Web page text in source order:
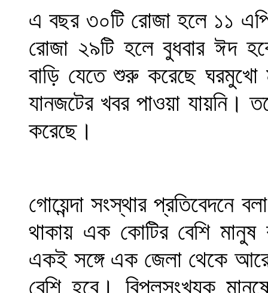
এ বছর ৩০টি রোজা হলে ১১
রোজা ২৯টি হলে বুধবার ঈদ
বাড়ি যেতে শুরু করেছে
যানজটের খবর পাওয়া যায়নি।
করেছে।
গোয়েন্দা সংস্থার প্রতিবেদনে
থাকায় এক কোটির বেশি মানুষ
একই সঙ্গে এক জেলা থেকে
বেশি হবে। বিপুলসংখ্যক